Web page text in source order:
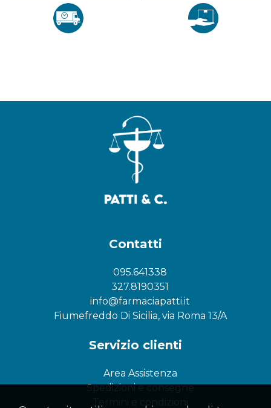
Contatti
095.641338
327.8190351
info@farmaciapatti.it
Fiumefreddo Di Sicilia, via Roma 13/A
Servizio clienti
Area Assistenza
Spedizioni e consegne
Termini e condizioni